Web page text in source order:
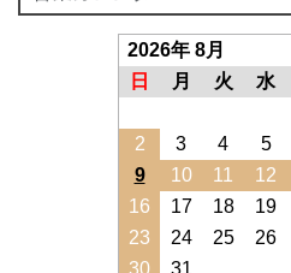
2026年 8月
日
月 火 水
2
3 4 5
9
10 11 12
16
17 18 19
23
24 25 26
30
31